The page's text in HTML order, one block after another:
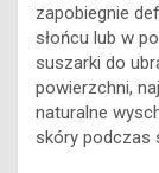
zapobiegnie
słońcu lub w
suszarki do
powierzchni,
naturalne
skóry podczas